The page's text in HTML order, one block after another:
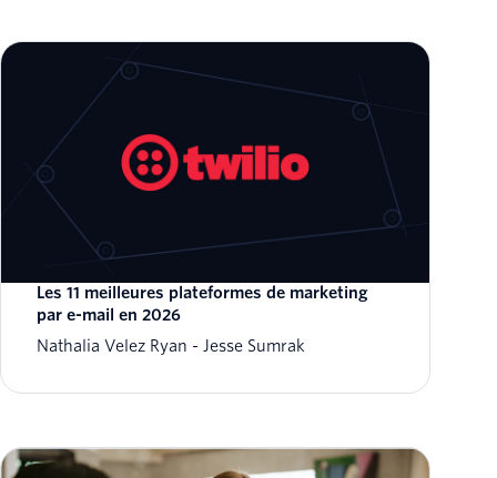
Les 11 meilleures plateformes de marketing
par e-mail en 2026
Nathalia Velez Ryan
Jesse Sumrak